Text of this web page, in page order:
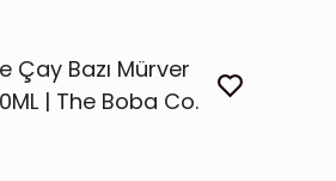
Çay Bazı Mürver
| The Boba Co.